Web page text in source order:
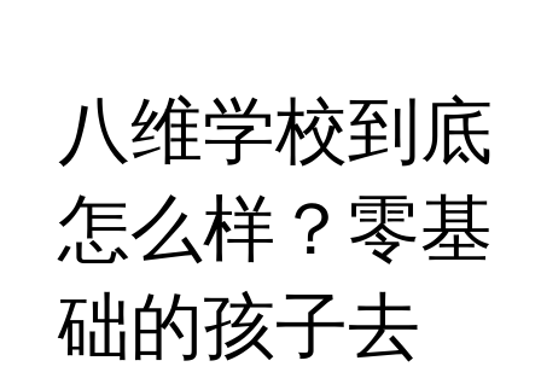
八维学校到底
怎么样？零基
础的孩子去